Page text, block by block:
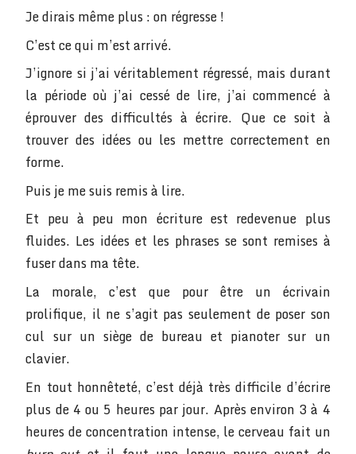
Je dirais même plus : on régresse !
C’est ce qui m’est arrivé.
J’ignore si j’ai véritablement régressé, mais durant
la période où j’ai cessé de lire, j’ai commencé à
éprouver des difficultés à écrire. Que ce soit à
trouver des idées ou les mettre correctement en
forme.
Puis je me suis remis à lire.
Et peu à peu mon écriture est redevenue plus
fluides. Les idées et les phrases se sont remises à
fuser dans ma tête.
La morale, c’est que pour être un écrivain
prolifique, il ne s’agit pas seulement de poser son
cul sur un siège de bureau et pianoter sur un
clavier.
En tout honnêteté, c’est déjà très difficile d’écrire
plus de 4 ou 5 heures par jour. Après environ 3 à 4
heures de concentration intense, le cerveau fait un